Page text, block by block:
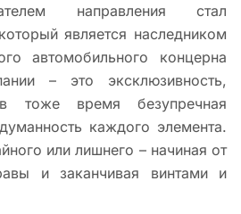
направления стал
является наследником
автомобильного концерна
– это эксклюзивность,
тоже время безупречная
каждого элемента.
или лишнего – начиная от
и заканчивая винтами и